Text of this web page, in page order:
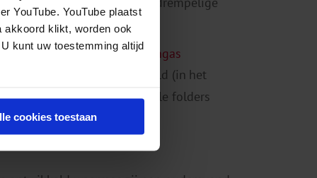
YouTube. YouTube plaatst
akkoord klikt, worden ook
kunt uw toestemming altijd
cookies toestaan
vinden.
hebben wefolders over lachgas
een video voor ontwikkeld (in het
. Een overzicht van alle folders